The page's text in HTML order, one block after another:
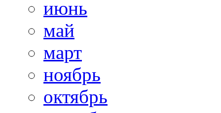
июнь
май
март
ноябрь
октябрь